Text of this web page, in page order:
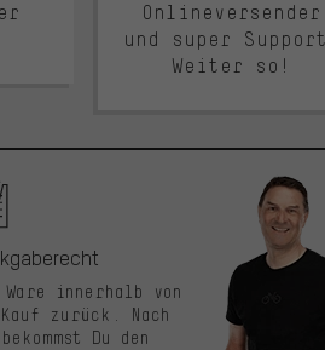
Onlineversender
und super
Weiter so!
innerhalb von
Kauf zurück. Nach
Du den